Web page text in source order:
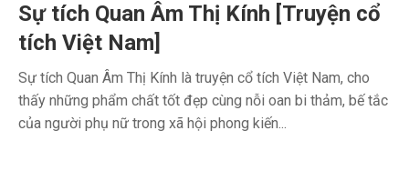
Sự tích Quan Âm Thị Kính [Truyện cổ
tích Việt Nam]
Sự tích Quan Âm Thị Kính là truyện cổ tích Việt Nam, cho
thấy những phẩm chất tốt đẹp cùng nỗi oan bi thảm, bế tắc
của người phụ nữ trong xã hội phong kiến...